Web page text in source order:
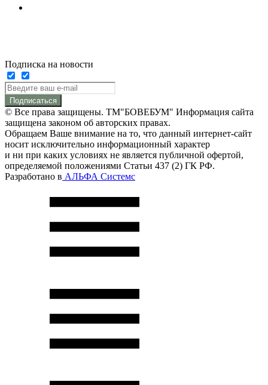
Подписка на новости
Подписаться
© Все права защищены. ТМ"БОВЕБУМ" Информация сайта
защищена законом об авторских правах.
Обращаем Ваше внимание на то, что данный интернет-сайт
носит исключительно информационный характер
и ни при каких условиях не является публичной офертой,
определяемой положениями Статьи 437 (2) ГК РФ.
Разработано в АЛЬФА Системс